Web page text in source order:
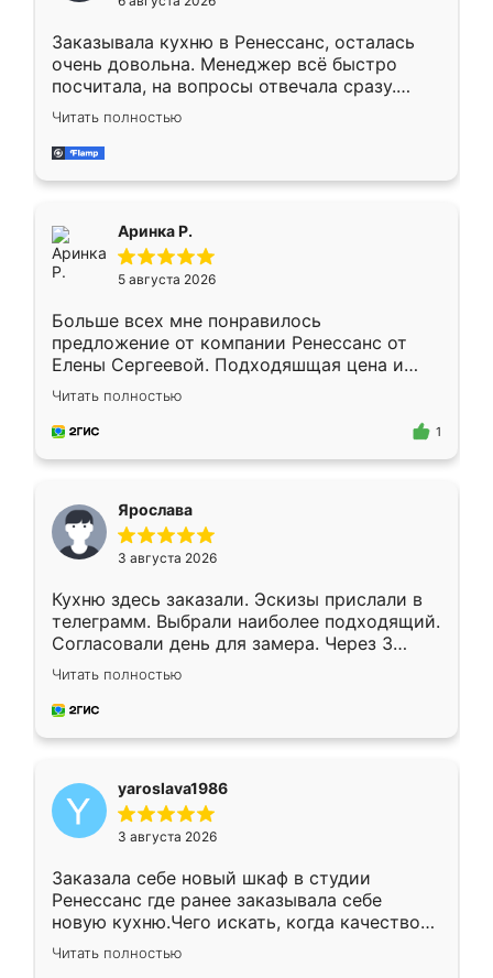
мебели буду заказывать только здесь.
Заказывала кухню в Ренессанс, осталась
очень довольна. Менеджер всё быстро
посчитала, на вопросы отвечала сразу.
Замерщик приехал в субботу, подошёл к
делу со всей ответственностью. Собрали
за день, ребята работали аккуратно, даже
Читать полностью
Аринка Р.
5 августа 2026
Больше всех мне понравилось
предложение от компании Ренессанс от
Елены Сергеевой. Подходяшщая цена и
короткие сроки изготовления. Приехавший
для замера сотрудник Владислав
предложил по моему эскизу самый
Читать полностью
1
Ярослава
3 августа 2026
Кухню здесь заказали. Эскизы прислали в
телеграмм. Выбрали наиболее подходящий.
Согласовали день для замера. Через 3
недели кухня была уже готова. Остались
довольны работой. Спасибо Ренессанс
мебель за качественную работу!
Читать полностью
yaroslava1986
3 августа 2026
Заказала себе новый шкаф в студии
Ренессанс где ранее заказывала себе
новую кухню.Чего искать, когда качеством
вполне довольна. Служит кухня уже почти
два года, нареканий нет.
Читать полностью